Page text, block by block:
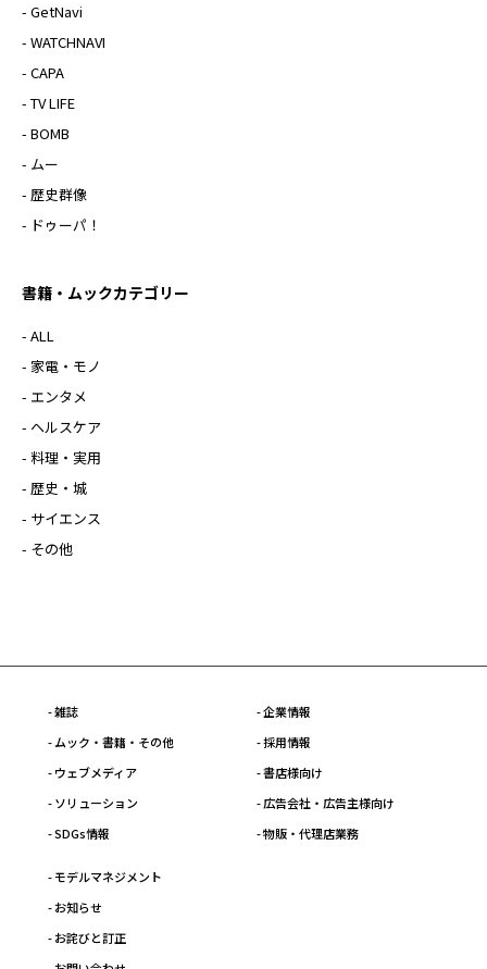
- GetNavi
- WATCHNAVI
- CAPA
- TV LIFE
- BOMB
- ムー
- 歴史群像
- ドゥーパ！
書籍・ムックカテゴリー
- ALL
- 家電・モノ
- エンタメ
- ヘルスケア
- 料理・実用
- 歴史・城
- サイエンス
- その他
- 雑誌
- ムック・書籍・その他
- ウェブメディア
- ソリューション
- SDGs情報
- 企業情報
- 採用情報
- 書店様向け
- 広告会社・広告主様向け
- 物販・代理店業務
- モデルマネジメント
- お知らせ
- お詫びと訂正